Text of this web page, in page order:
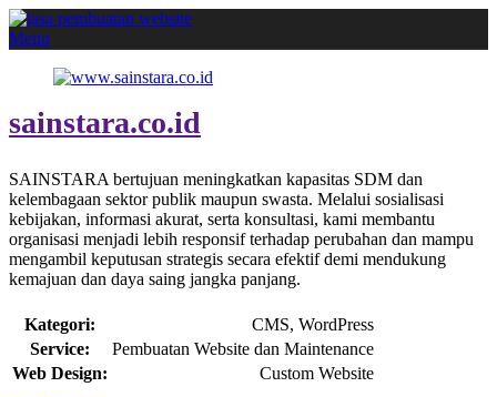
Menu
sainstara.co.id
SAINSTARA bertujuan meningkatkan kapasitas SDM dan
kelembagaan sektor publik maupun swasta. Melalui sosialisasi
kebijakan, informasi akurat, serta konsultasi, kami membantu
organisasi menjadi lebih responsif terhadap perubahan dan mampu
mengambil keputusan strategis secara efektif demi mendukung
kemajuan dan daya saing jangka panjang.
Kategori:
CMS, WordPress
Service:
Pembuatan Website dan Maintenance
Web Design:
Custom Website